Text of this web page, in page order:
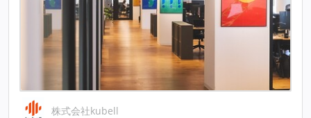
株式会社kubell